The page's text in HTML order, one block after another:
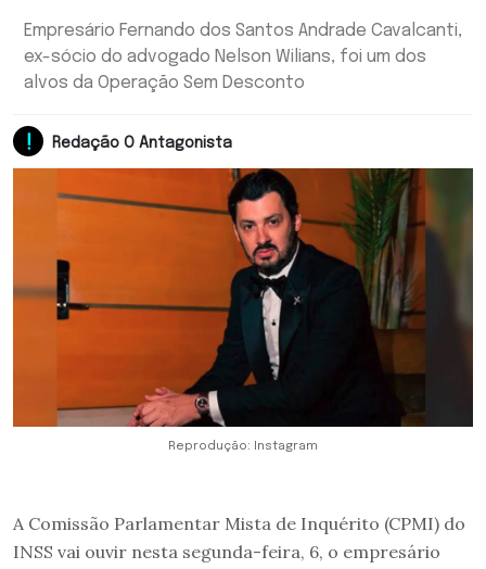
Empresário Fernando dos Santos Andrade Cavalcanti,
ex-sócio do advogado Nelson Wilians, foi um dos
alvos da Operação Sem Desconto
Redação O Antagonista
Reprodução: Instagram
A Comissão Parlamentar Mista de Inquérito (CPMI) do
INSS vai ouvir nesta segunda-feira, 6, o empresário